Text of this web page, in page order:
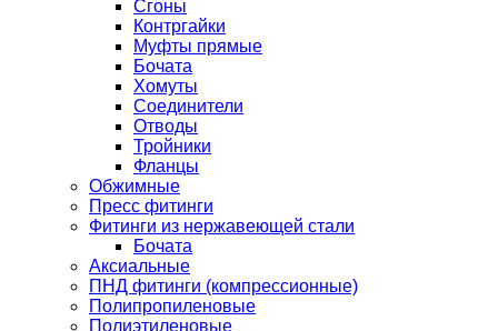
Сгоны
Контргайки
Муфты прямые
Бочата
Хомуты
Соединители
Отводы
Тройники
Фланцы
Обжимные
Пресс фитинги
Фитинги из нержавеющей стали
Бочата
Аксиальные
ПНД фитинги (компрессионные)
Полипропиленовые
Полиэтиленовые